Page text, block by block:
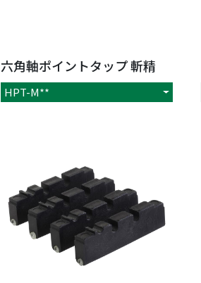
六角軸ポイントタップ 斬精
HPT-M**